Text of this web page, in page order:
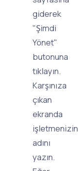
giderek
"Şimdi
Yönet"
butonuna
tıklayın.
Karşınıza
çıkan
ekranda
işletmenizin
adını
yazın.